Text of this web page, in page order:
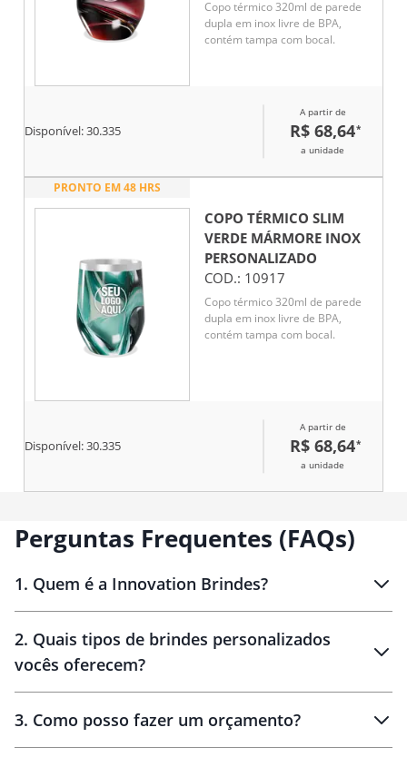
Copo térmico 320ml de parede
dupla em inox livre de BPA,
contém tampa com bocal.
Disponível:30.335
A partir de
R$ 68,64*
a unidade
PRONTO EM 48 HRS
COPO TÉRMICO SLIM
VERDE MÁRMORE INOX
PERSONALIZADO
COD.: 10917
Copo térmico 320ml de parede
dupla em inox livre de BPA,
contém tampa com bocal.
Disponível:30.335
A partir de
R$ 68,64*
a unidade
Perguntas Frequentes (FAQs)
1. Quem é a Innovation Brindes?
Brindes personalizados
2. Quais tipos de brindes personalizados
vocês oferecem?
3. Como posso fazer um orçamento?